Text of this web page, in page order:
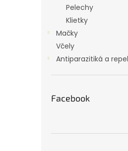
Pelechy
Klietky
Mačky
Včely
Antiparazitiká a
Facebook